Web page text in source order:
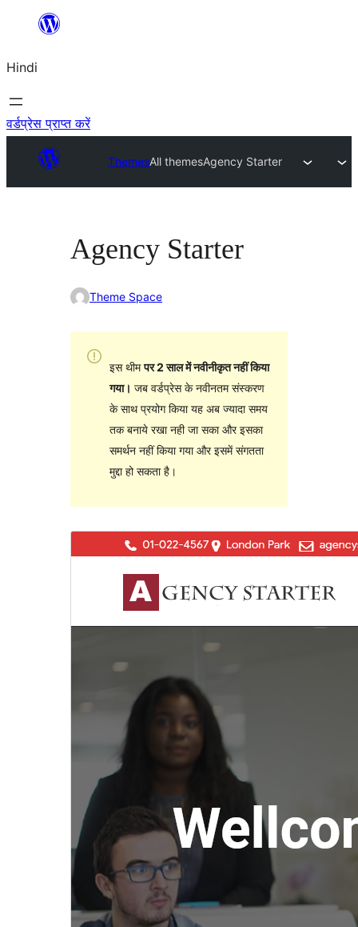
सामग्री
जाएं
Hindi
वर्डप्रेस प्राप्त करें
ThemesAll themesAgency Starter
Agency Starter
Theme Space
इस थीमपर 2 साल में नवीनीकृत नहीं किया
गया। जब वर्डप्रेस के नवीनतम संस्करण
के साथ प्रयोग किया यह अब ज्यादा समय
तक बनाये रखा नही जा सका और इसका
समर्थन नहीं किया गया और इसमें संगतता
मुद्दा हो सकता है।